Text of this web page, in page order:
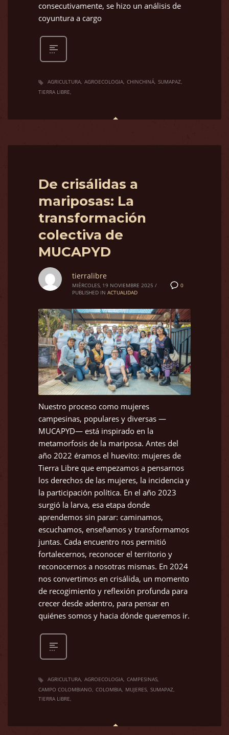
consecutivamente, se hizo un análisis de
coyuntura a cargo
AGRICULTURA AGROECOLOGIA CHINCHINÁ SUMAPAZ
TIERRA LIBRE
De crisálidas a
mariposas: La
transformación
colectiva de
MUCAPYD
0
tierralibre
MIÉRCOLES, 19 NOVIEMBRE 2025 /
PUBLISHED IN ACTUALIDAD
Nuestro proceso como mujeres
campesinas, populares y diversas —
MUCAPYD— está inspirado en la
metamorfosis de la mariposa. Antes del
año 2022 éramos el huevito: mujeres de
Tierra Libre que empezamos a pensarnos
los derechos de las mujeres, la incidencia y
la participación política. En el año 2023
surgió la larva, esa etapa donde
aprendemos sin parar: caminamos,
escuchamos, enseñamos y transformamos
juntas. Cada encuentro nos permitió
fortalecernos, reconocer el territorio y
reconocernos a nosotras mismas. En 2024
nos convertimos en crisálida, un momento
de recogimiento y reflexión profunda para
crecer desde adentro, para pensar en
quiénes somos y hacia dónde queremos ir.
AGRICULTURA AGROECOLOGIA CAMPESINAS
CAMPO COLOMBIANO COLOMBIA MUJERES SUMAPAZ
TIERRA LIBRE